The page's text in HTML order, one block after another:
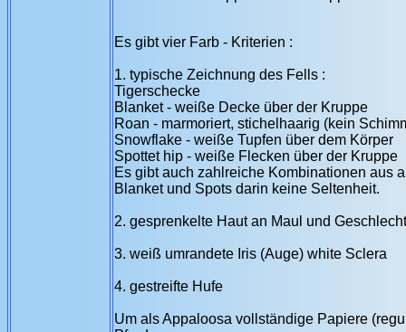
Es gibt vier Farb - Kriterien :
1. typische Zeichnung des Fells :
Tigerschecke
Blanket - weiße Decke über der Kruppe
Roan - marmoriert, stichelhaarig (kein
Snowflake - weiße Tupfen über dem Körper
Spottet hip - weiße Flecken über der Kruppe
Es gibt auch zahlreiche Kombinationen aus
Blanket und Spots darin keine Seltenheit.
2. gesprenkelte Haut an Maul und
3. weiß umrandete Iris (Auge) white Sclera
4. gestreifte Hufe
Um als Appaloosa vollständige Papiere